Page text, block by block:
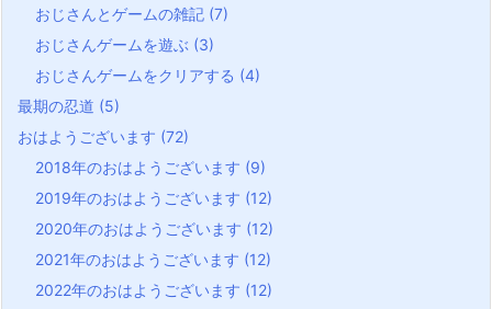
おじさんとゲームの雑記 (7)
おじさんゲームを遊ぶ (3)
おじさんゲームをクリアする (4)
最期の忍道 (5)
おはようございます (72)
2018年のおはようございます (9)
2019年のおはようございます (12)
2020年のおはようございます (12)
2021年のおはようございます (12)
2022年のおはようございます (12)